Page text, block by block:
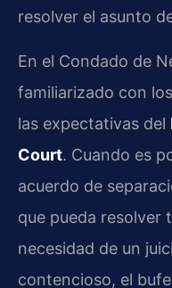
resolver el asunto
En el Condado de
familiarizado con
las expectativas del
Court. Cuando es
acuerdo de
que pueda resolver
necesidad de un
contencioso, el